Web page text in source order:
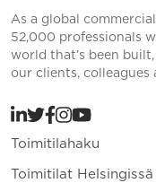
As a global
52,000 professionals
world that’s been
our clients, colleagues
Toimitilahaku
Toimitilat Helsingissä